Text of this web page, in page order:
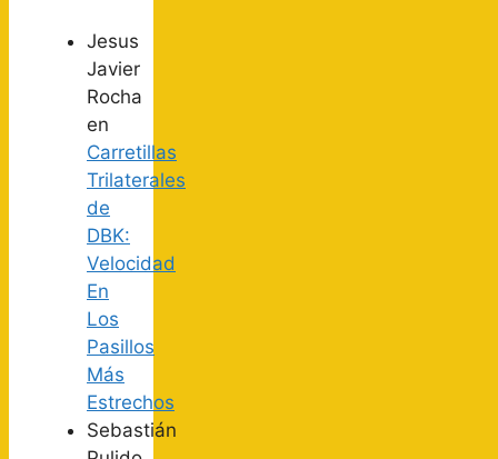
Jesus
Javier
Rocha
en
Carretillas
Trilaterales
de
DBK:
Velocidad
En
Los
Pasillos
Más
Estrechos
Sebastián